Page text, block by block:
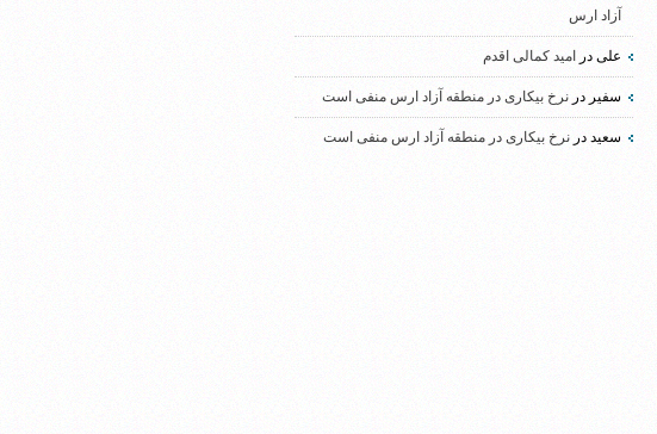
آزاد ارس
علی در امید کمالی اقدم
سفیر در نرخ بیکاری در منطقه آزاد ارس منفی است
سعید در نرخ بیکاری در منطقه آزاد ارس منفی است